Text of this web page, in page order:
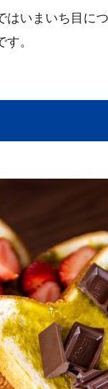
はいまいち目に
。